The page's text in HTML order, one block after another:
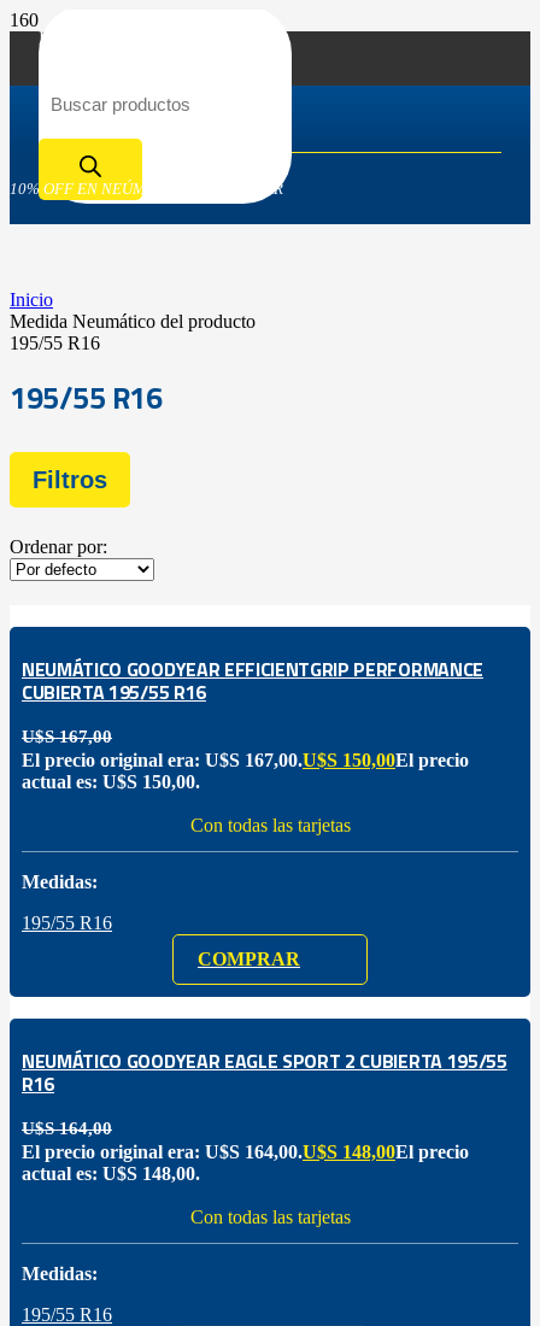
Búsqueda de productos
10% OFF EN NEÚMATICOS GOODYEAR
Inicio
Medida Neumático del producto
195/55 R16
195/55 R16
Filtros
Ordenar por:
NEUMÁTICO GOODYEAR EFFICIENTGRIP PERFORMANCE
CUBIERTA 195/55 R16
U$S167,00
El precio original era: U$S 167,00.U$S 150,00El precio
actual es: U$S 150,00.
Con todas las tarjetas
Medidas:
195/55 R16
COMPRAR
NEUMÁTICO GOODYEAR EAGLE SPORT 2 CUBIERTA 195/55
R16
U$S164,00
El precio original era: U$S 164,00.U$S 148,00El precio
actual es: U$S 148,00.
Con todas las tarjetas
Medidas:
195/55 R16